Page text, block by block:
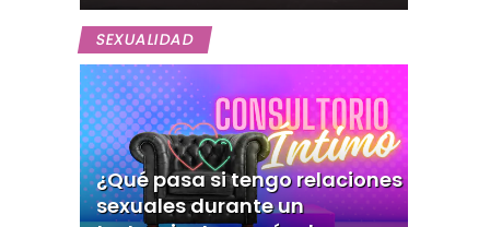
SEXUALIDAD
¿Qué pasa si tengo relaciones
sexuales durante un